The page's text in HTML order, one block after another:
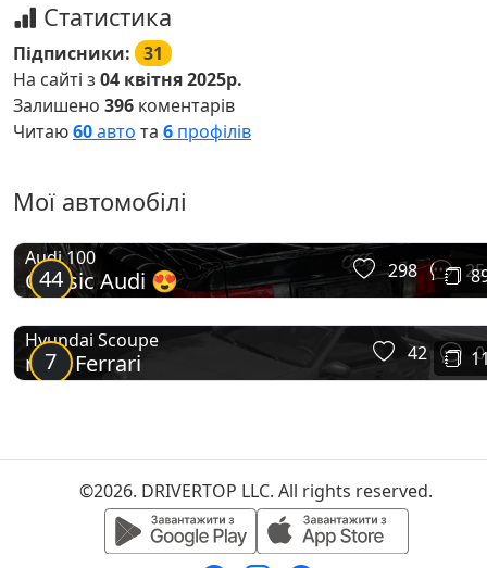
Статистика
Підписники: 31
На сайті з 04 квітня 2025р.
Залишено 396 коментарів
Читаю60авто та 6 профілів
Мої автомобілі
44
Audi 100
Classic Audi 😍 298 25
7
Hyundai Scoupe
mini Ferrari 42 0
©2026. DRIVERTOP LLC. All rights reserved.